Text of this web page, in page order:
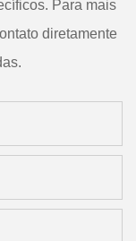
Para mais
diretamente